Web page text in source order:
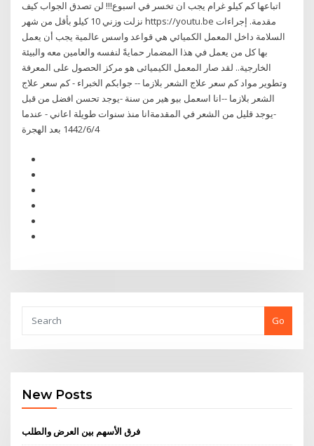
اتباعها كم كيلو غرام يجب ان تخسر في اسبوع!!! لن تصدق الجواب كيف
نزلت وزني 10 كيلو بأقل من شهر https://youtu.be مقدمة. إجراءات
السلامة داخل المعمل الكميائي هي قواعد واسس عالمية يجب أن يعمل
بها كل من يعمل في هذا المضمار حمايةً لنفسه والعامين معه والبيئة
الخارجية.. لقد صار المعمل الكيميائى هو مركز الحصول على المعرفة
وتطوير مواد كم سعر علاج الشعر بلازما -- جوابكم الخبراء - كم سعر علاج
الشعر بلازما --انا اسعمل بيو هير من سنة -يوجد تحسن افضل من قبل
-يوجد قليل من الشعر في المقدمةانا منذ سنوات طويلة اعاني - عندما
4‏‏/6‏‏/1442 بعد الهجرة
Go
New Posts
فرق الأسهم بين العرض والطلب